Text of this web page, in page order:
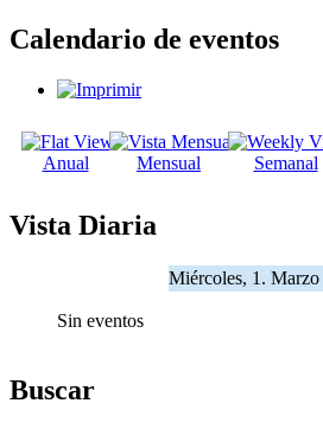
Calendario de eventos
Anual Mensual Semanal
Vista Diaria
Miércoles, 1. Marzo
Sin eventos
Buscar